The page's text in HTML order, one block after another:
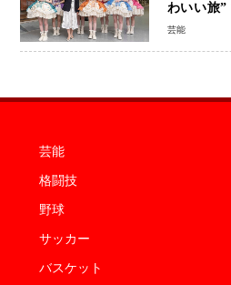
わいい旅”
KAWAII
芸能
芸能
格闘技
野球
サッカー
バスケット